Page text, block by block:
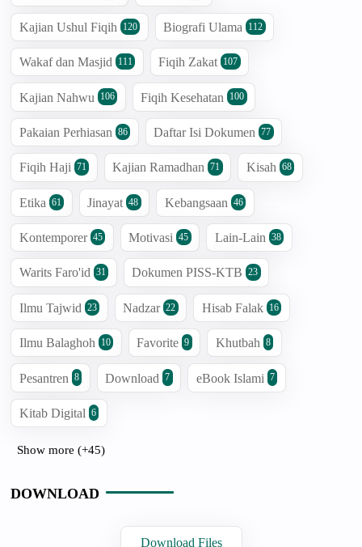
Kajian Ushul Fiqih 120 Biografi Ulama 112
Wakaf dan Masjid 111 Fiqih Zakat 107
Kajian Nahwu 106 Fiqih Kesehatan 100
Pakaian Perhiasan 86 Daftar Isi Dokumen 77
Fiqih Haji 71 Kajian Ramadhan 71 Kisah 68
Etika 61 Jinayat 48 Kebangsaan 46
Kontemporer 45 Motivasi 45 Lain-Lain 38
Warits Faro'id 31 Dokumen PISS-KTB 23
Ilmu Tajwid 23 Nadzar 22 Hisab Falak 16
Ilmu Balaghoh 10 Favorite 9 Khutbah 8
Pesantren 8 Download 7 eBook Islami 7
Kitab Digital 6
Show more (+45)
DOWNLOAD
Download Files